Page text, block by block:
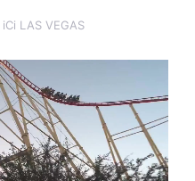
LAS VEGAS